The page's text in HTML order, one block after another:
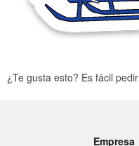
¿Te gusta esto? Es fácil pedir
Empresa